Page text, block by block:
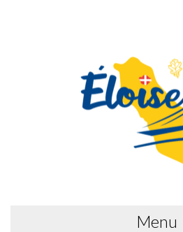
Menu